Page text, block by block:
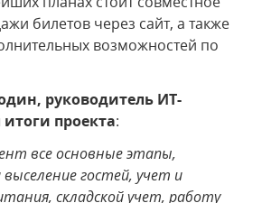
билетов через сайт, а также
возможностей по
руководитель ИТ-
проекта:
все основные этапы,
гостей, учет и
складской учет, работу